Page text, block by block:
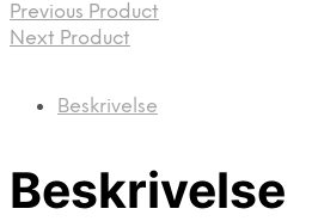
Previous Product
Next Product
Beskrivelse
Beskrivelse